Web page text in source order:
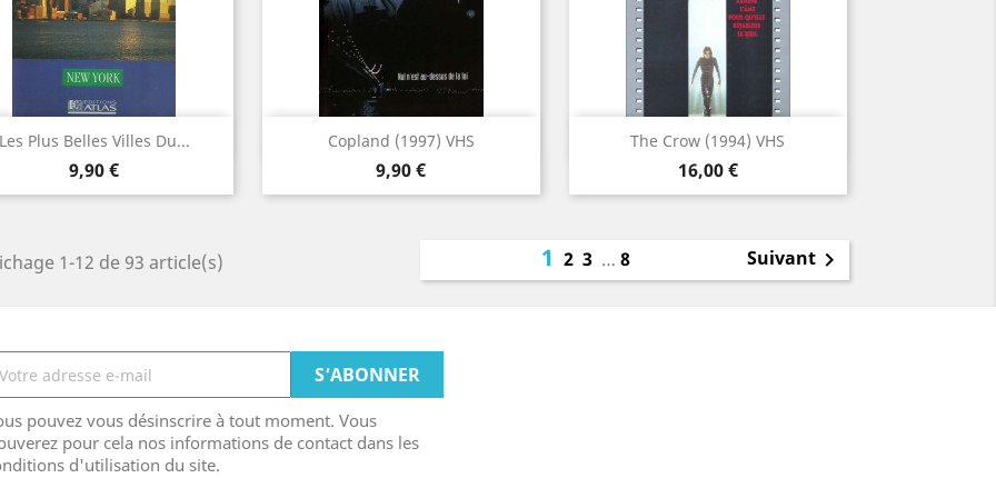
Plus Belles Villes Du...
Prix
9,90 €
Aperçu rapide Copland (1997) VHS
Prix
9,90 €
Aperçu rapide The Crow (1994) VHS
Prix
16,00 €
 Aperçu rapide
1-12 de 93 article(s) 1 2 3 … 8 Suivant
pouvez vous désinscrire à tout moment. Vous
pour cela nos informations de contact dans les
d'utilisation du site.